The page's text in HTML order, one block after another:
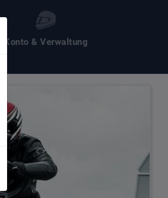
Konto & Verwaltung